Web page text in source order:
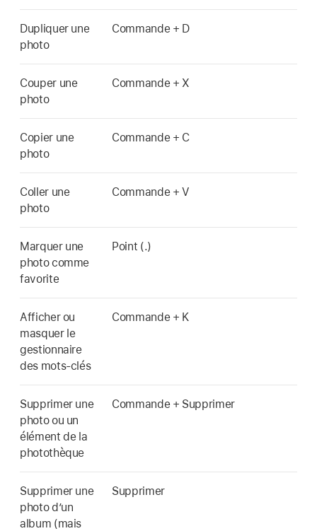
Dupliquer une
photo
Commande + D
Couper une
photo
Commande + X
Copier une
photo
Commande + C
Coller une
photo
Commande + V
Marquer une
photo comme
favorite
Point (.)
Afficher ou
masquer le
gestionnaire
des mots-clés
Commande + K
Supprimer une
photo ou un
élément de la
photothèque
Commande + Supprimer
Supprimer une
photo d’un
album (mais
Supprimer